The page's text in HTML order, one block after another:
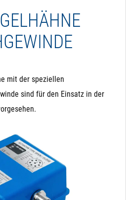
mit der speziellen
sind für den Einsatz in der